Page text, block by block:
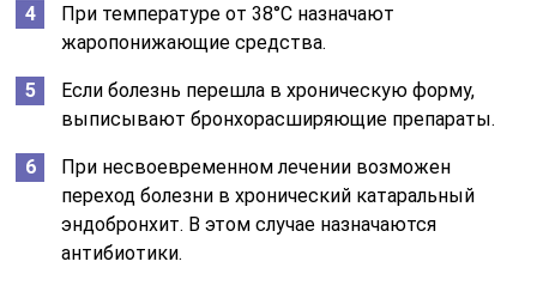
При температуре от 38°С назначают
жаропонижающие средства.
Если болезнь перешла в хроническую форму,
выписывают бронхорасширяющие препараты.
При несвоевременном лечении возможен
переход болезни в хронический катаральный
эндобронхит. В этом случае назначаются
антибиотики.